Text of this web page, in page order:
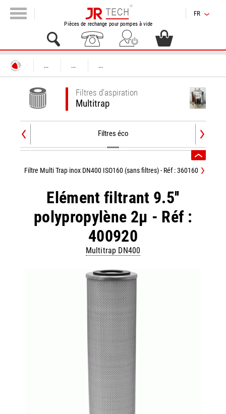
Pièces de rechange pour pompes à vide
FR
... ... ...
Filtres d'aspiration
Multitrap
Filtres éco
Elément filtrant 9.5''
polypropylène 2µ - Réf :
400920
Multitrap DN400
Filtre Multi Trap inox DN400 ISO160 (sans filtres) - Réf : 360160